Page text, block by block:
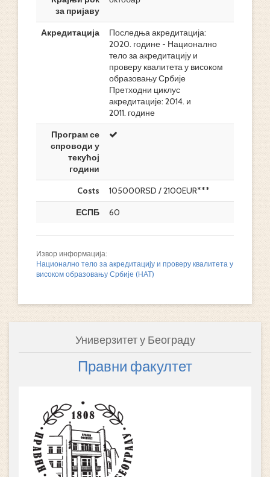
за пријаву
Акредитација
Последња акредитација:
2020. године - Национално
тело за акредитацију и
проверу квалитета у високом
образовању Србије
Претходни циклус
акредитације: 2014. и
2011. године
Програм се
спроводи у
текућој
години
Costs
105000RSD / 2100EUR***
ЕСПБ
60
Извор информација:
Национално тело за акредитацију и проверу квалитета у
високом образовању Србије (НАТ)
Универзитет у Београду
Правни факултет